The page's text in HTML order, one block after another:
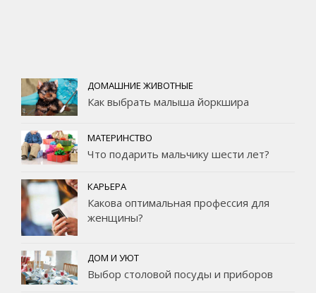
ДОМАШНИЕ ЖИВОТНЫЕ
Как выбрать малыша йоркшира
МАТЕРИНСТВО
Что подарить мальчику шести лет?
КАРЬЕРА
Какова оптимальная профессия для
женщины?
ДОМ И УЮТ
Выбор столовой посуды и приборов